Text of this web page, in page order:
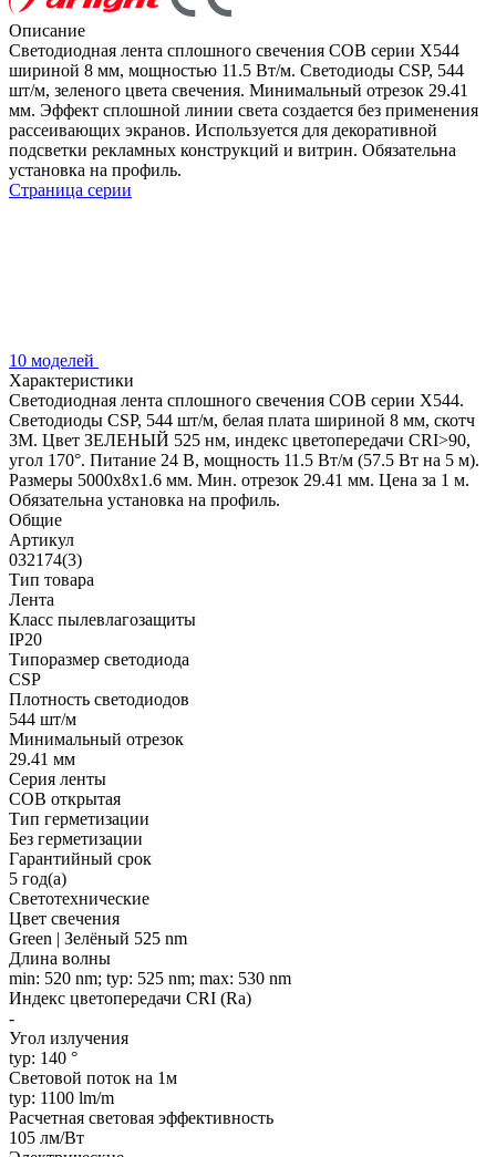
Описание
Светодиодная лента сплошного свечения COB серии X544
шириной 8 мм, мощностью 11.5 Вт/м. Светодиоды CSP, 544
шт/м, зеленого цвета свечения. Минимальный отрезок 29.41
мм. Эффект сплошной линии света создается без применения
рассеивающих экранов. Используется для декоративной
подсветки рекламных конструкций и витрин. Обязательна
установка на профиль.
Страница серии
10 моделей
Характеристики
Светодиодная лента сплошного свечения COB серии X544.
Светодиоды CSP, 544 шт/м, белая плата шириной 8 мм, скотч
3M. Цвет ЗЕЛЕНЫЙ 525 нм, индекс цветопередачи CRI>90,
угол 170°. Питание 24 В, мощность 11.5 Вт/м (57.5 Вт на 5 м).
Размеры 5000x8x1.6 мм. Мин. отрезок 29.41 мм. Цена за 1 м.
Обязательна установка на профиль.
Общие
Артикул
032174(3)
Тип товара
Лента
Класс пылевлагозащиты
IP20
Типоразмер светодиода
CSP
Плотность светодиодов
544 шт/м
Минимальный отрезок
29.41 мм
Серия ленты
COB открытая
Тип герметизации
Без герметизации
Гарантийный срок
5 год(а)
Светотехнические
Цвет свечения
Green | Зелёный 525 nm
Длина волны
min: 520 nm; typ: 525 nm; max: 530 nm
Индекс цветопередачи CRI (Ra)
-
Угол излучения
typ: 140 °
Световой поток на 1м
typ: 1100 lm/m
Расчетная световая эффективность
105 лм/Вт